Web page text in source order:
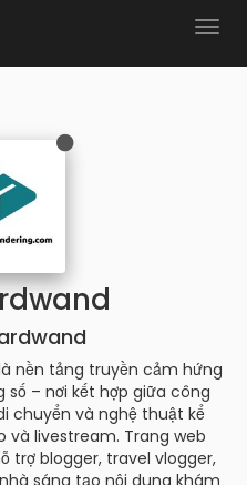
nền tảng truyền cảm hứng
– nơi kết hợp giữa công
chuyển và nghệ thuật kể
và livestream. Trang web
trợ blogger, travel vlogger,
sáng tạo nội dung khám